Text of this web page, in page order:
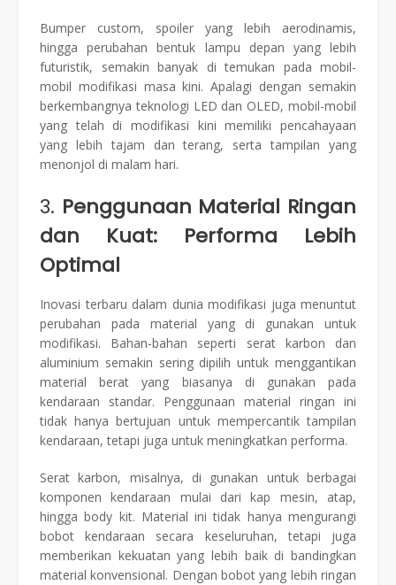
Bumper custom, spoiler yang lebih aerodinamis,
hingga perubahan bentuk lampu depan yang lebih
futuristik, semakin banyak di temukan pada mobil-
mobil modifikasi masa kini. Apalagi dengan semakin
berkembangnya teknologi LED dan OLED, mobil-mobil
yang telah di modifikasi kini memiliki pencahayaan
yang lebih tajam dan terang, serta tampilan yang
menonjol di malam hari.
3. Penggunaan Material Ringan
dan Kuat: Performa Lebih
Optimal
Inovasi terbaru dalam dunia modifikasi juga menuntut
perubahan pada material yang di gunakan untuk
modifikasi. Bahan-bahan seperti serat karbon dan
aluminium semakin sering dipilih untuk menggantikan
material berat yang biasanya di gunakan pada
kendaraan standar. Penggunaan material ringan ini
tidak hanya bertujuan untuk mempercantik tampilan
kendaraan, tetapi juga untuk meningkatkan performa.
Serat karbon, misalnya, di gunakan untuk berbagai
komponen kendaraan mulai dari kap mesin, atap,
hingga body kit. Material ini tidak hanya mengurangi
bobot kendaraan secara keseluruhan, tetapi juga
memberikan kekuatan yang lebih baik di bandingkan
material konvensional. Dengan bobot yang lebih ringan